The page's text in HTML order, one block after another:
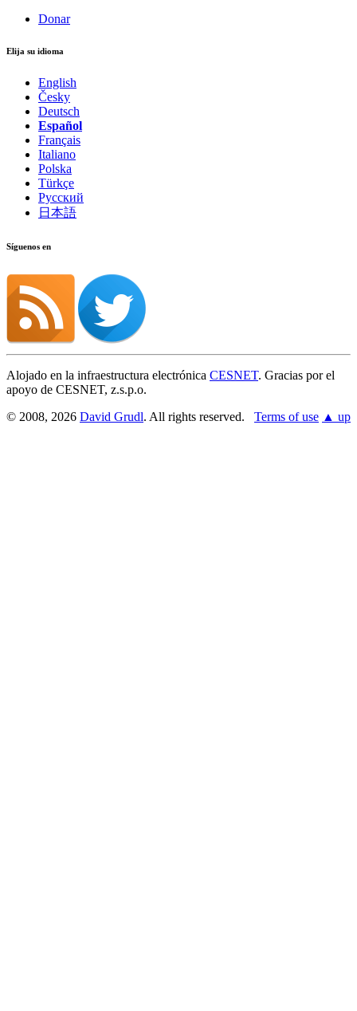
Donar
Elija su idioma
English
Česky
Deutsch
Español
Français
Italiano
Polska
Türkçe
Русский
日本語
Síguenos en
Alojado en la infraestructura electrónica CESNET. Gracias por el
apoyo de CESNET, z.s.p.o.
© 2008, 2026 David Grudl. All rights reserved. Terms of use ▲ up